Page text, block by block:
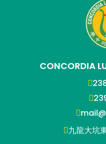
CONCORDIA
九龍大坑